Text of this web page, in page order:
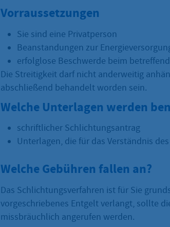
Vorraussetzungen
Sie sind eine Privatperson
Beanstandungen zur
erfolglose Beschwerde beim
Die Streitigkeit darf nicht anderweitig
abschließend behandelt worden sein.
Welche Unterlagen werden
schriftlicher Schlichtungsantrag
Unterlagen, die für das Verständnis
Welche Gebühren fallen an?
Das Schlichtungsverfahren ist für Sie
vorgeschriebenes Entgelt verlangt, sollte
missbräuchlich angerufen werden.